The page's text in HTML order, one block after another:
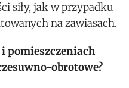
siły, jak w przypadku
na zawiasach.
pomieszczeniach
obrotowe?